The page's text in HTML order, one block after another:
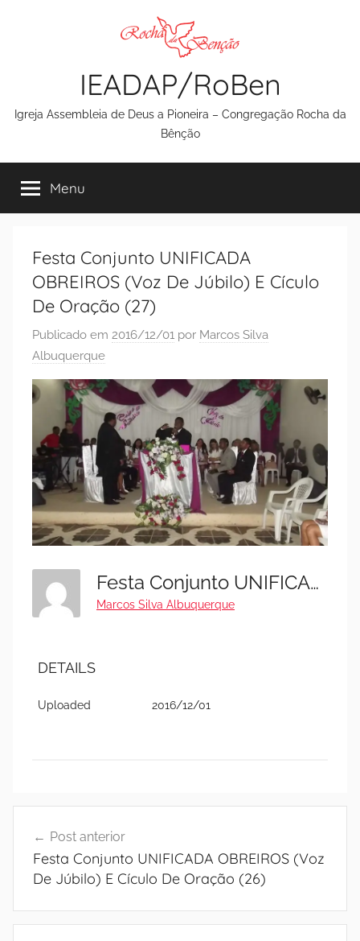
IEADAP/RoBen
Igreja Assembleia de Deus a Pioneira – Congregação Rocha da
Bênção
Menu
Festa Conjunto UNIFICADA
OBREIROS (Voz De Júbilo) E Cículo
De Oração (27)
Publicado em 2016/12/01 por Marcos Silva
Albuquerque
Festa Conjunto UNIFICADA OBREIROS (Voz De Júbilo) E Cículo De Oração (27)
Marcos Silva Albuquerque
DETAILS
Uploaded 2016/12/01
de
Post
Post anterior
Festa Conjunto UNIFICADA OBREIROS (Voz
De Júbilo) E Cículo De Oração (26)